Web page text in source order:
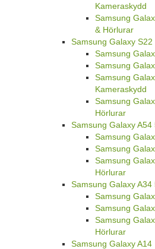
Kameraskydd
Samsung
& Hörlurar
Samsung Galaxy S22
Samsung
Samsung
Samsung
Kameraskydd
Samsung
Hörlurar
Samsung Galaxy A54
Samsung
Samsung
Samsung
Hörlurar
Samsung Galaxy A34
Samsung
Samsung
Samsung
Hörlurar
Samsung Galaxy A14